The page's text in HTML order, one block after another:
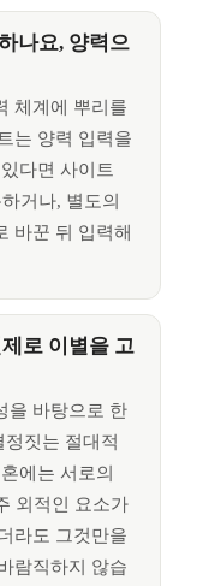
나요, 양력으
체계에 뿌리를
는 양력 입력을
다면 사이트
거나, 별도의
바꾼 뒤 입력해
로 이별을 고
을 바탕으로 한
짓는 절대적
에는 서로의
외적인 요소가
라도 그것만을
람직하지 않습